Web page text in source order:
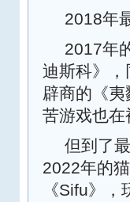
2018年
2017年
迪斯科》
辟商的《
苦游戏也
但到了
2022年的
《Sifu》